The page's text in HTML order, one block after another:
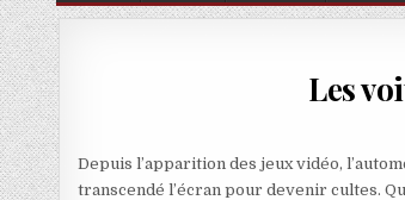
Les
Depuis l’apparition des jeux vidéo,
transcendé l’écran pour devenir cultes.